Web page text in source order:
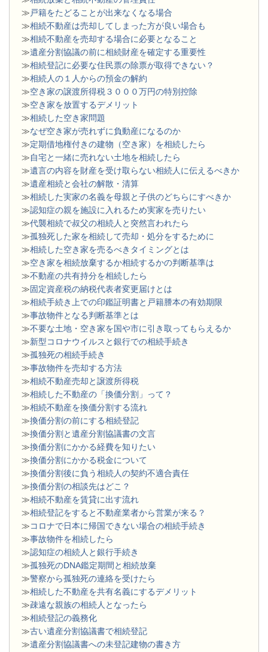
≫戸籍をたどることが出来なくなる場合
≫相続不動産は売却してしまった方が良い場合も
≫相続不動産を売却する場合に必要となること
≫遺産分割協議の前に相続財産を確定する重要性
≫相続登記に必要な住民票の除票が取得できない？
≫相続人の１人からの預金の解約
≫空き家の譲渡所得税３０００万円の特別控除
≫空き家を放置するデメリット
≫相続した空き家問題
​≫なぜ空き家が売れずに負動産になるのか
≫定期借地権付きの建物（空き家）を相続したら
≫自宅と一緒に売れない土地を相続したら
≫遺言の内容を財産を受け取らない相続人に伝えるべきか
≫遺産相続と会社の解散・清算
≫相続した実家の名義を母親と子供のどちらにすべきか
≫認知症の親を施設に入れるため実家を売りたい
≫代襲相続で叔父の相続人と突然言われたら
≫孤独死した家を相続して売却・処分をするために
≫相続した空き家を売るべきタイミングとは
≫空き家を相続放棄するか相続するかの判断基準は
≫不動産の共有持分を相続したら
≫固定資産税の納税代表者変更届けとは
≫相続手続き上での印鑑証明書と戸籍謄本の有効期限
≫事故物件となる判断基準とは
≫不要な土地・空き家を国や市に引き取ってもらえるか
≫新型コロナウイルスと銀行での相続手続き
≫孤独死の相続手続き
≫事故物件を売却する方法
≫相続不動産売却と譲渡所得税
≫相続した不動産の「換価分割」って？
≫相続不動産を換価分割する流れ
≫換価分割の前にする相続登記
≫換価分割と遺産分割協議書の文言
≫換価分割にかかる経費を知りたい
≫換価分割にかかる税金について
≫換価分割後に負う相続人の契約不適合責任
≫換価分割の相談先はどこ？
≫相続不動産を賃貸に出す流れ
≫相続登記をすると不動産業者から営業が来る？
≫コロナで日本に帰国できない場合の相続手続き
≫事故物件を相続したら
≫認知症の相続人と銀行手続き
≫孤独死のDNA鑑定期間と相続放棄
≫警察から孤独死の連絡を受けたら
≫相続した不動産を共有名義にするデメリット
≫疎遠な親族の相続人となったら
≫相続登記の義務化
≫古い遺産分割協議書で相続登記
≫遺産分割協議書への未登記建物の書き方